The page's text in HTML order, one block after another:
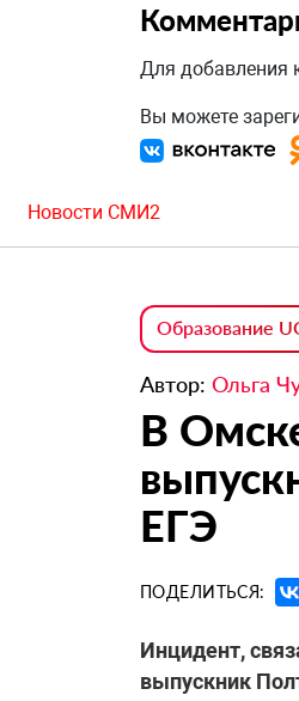
Для добавления
Вы можете
Новости СМИ2
Образование
Автор: Ольга
В
ЕГЭ
ПОДЕЛИТЬСЯ:
Инцидент,
выпускник